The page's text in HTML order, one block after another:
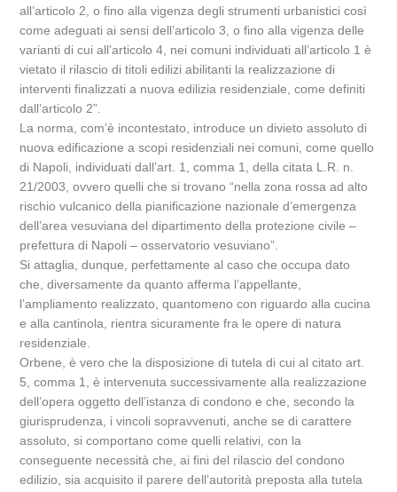
all’articolo 2, o fino alla vigenza degli strumenti urbanistici così
come adeguati ai sensi dell’articolo 3, o fino alla vigenza delle
varianti di cui all’articolo 4, nei comuni individuati all’articolo 1 è
vietato il rilascio di titoli edilizi abilitanti la realizzazione di
interventi finalizzati a nuova edilizia residenziale, come definiti
dall’articolo 2”.
La norma, com’è incontestato, introduce un divieto assoluto di
nuova edificazione a scopi residenziali nei comuni, come quello
di Napoli, individuati dall’art. 1, comma 1, della citata L.R. n.
21/2003, ovvero quelli che si trovano “nella zona rossa ad alto
rischio vulcanico della pianificazione nazionale d’emergenza
dell’area vesuviana del dipartimento della protezione civile –
prefettura di Napoli – osservatorio vesuviano”.
Si attaglia, dunque, perfettamente al caso che occupa dato
che, diversamente da quanto afferma l’appellante,
l’ampliamento realizzato, quantomeno con riguardo alla cucina
e alla cantinola, rientra sicuramente fra le opere di natura
residenziale.
Orbene, è vero che la disposizione di tutela di cui al citato art.
5, comma 1, è intervenuta successivamente alla realizzazione
dell’opera oggetto dell’istanza di condono e che, secondo la
giurisprudenza, i vincoli sopravvenuti, anche se di carattere
assoluto, si comportano come quelli relativi, con la
conseguente necessità che, ai fini del rilascio del condono
edilizio, sia acquisito il parere dell’autorità preposta alla tutela